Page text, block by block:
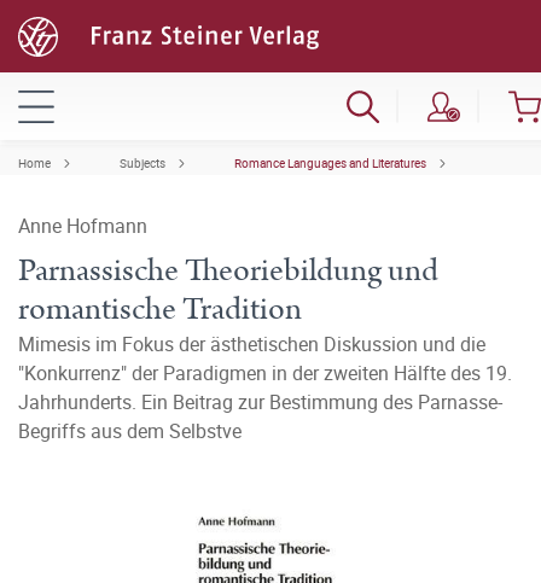
Home Subjects Romance Languages and Literatures
Anne Hofmann
Parnassische Theoriebildung und
romantische Tradition
Mimesis im Fokus der ästhetischen Diskussion und die
"Konkurrenz" der Paradigmen in der zweiten Hälfte des 19.
Jahrhunderts. Ein Beitrag zur Bestimmung des Parnasse-
Begriffs aus dem Selbstve